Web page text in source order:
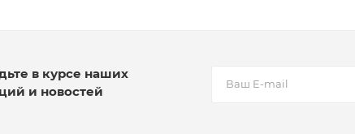
в курсе наших
и новостей